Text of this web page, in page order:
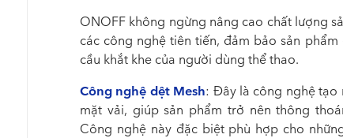
ONOFF không ngừng nâng cao chất lượng
các công nghệ tiên tiến, đảm bảo sản
cầu khắt khe của người dùng thể thao.
Công nghệ dệt Mesh: Đây là công nghệ tạo
mặt vải, giúp sản phẩm trở nên thông
Công nghệ này đặc biệt phù hợp cho